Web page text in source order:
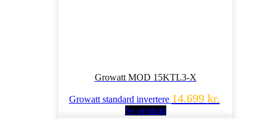
Growatt MOD 15KTL3-X
Growatt standard invertere 14.699 kr.
Se produkt